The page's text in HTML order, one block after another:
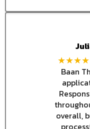
Baan
overall,